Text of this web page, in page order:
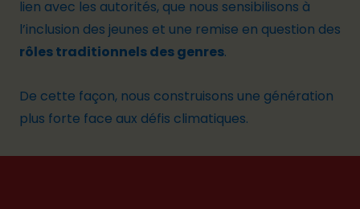
lien avec les autorités, que nous sensibilisons à
l’inclusion des jeunes et une remise en question des
rôles traditionnels des genres.
De cette façon, nous construisons une génération
plus forte face aux défis climatiques.